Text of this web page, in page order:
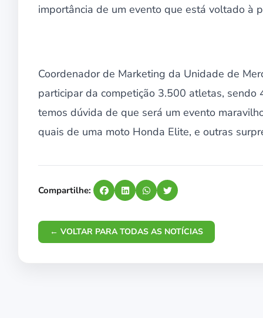
importância de um evento que está voltado à
Coordenador de Marketing da Unidade de
participar da competição 3.500 atletas, sendo
temos dúvida de que será um evento
quais de uma moto Honda Elite, e outras
Compartilhe:
← VOLTAR PARA TODAS AS NOTÍCIAS